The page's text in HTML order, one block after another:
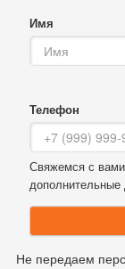
Имя
Телефон
Свяжемся с
дополнительные
Не передаем